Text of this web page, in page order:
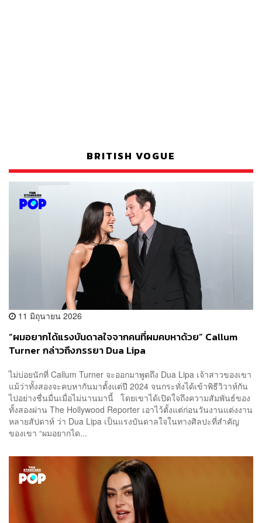
BRITISH VOGUE
11 มิถุนายน 2026
“ผมอยากได้แรงบันดาลใจจากคนที่ผมคบหาด้วย” Callum
Turner กล่าวถึงภรรยา Dua Lipa
ไม่บ่อยนักที่ Callum Turner จะออกมาพูดถึง Dua Lipa เจ้าสาวของเขา
แม้ว่าทั้งสองจะคบหากันมาตั้งแต่ปี 2024 จนกระทั่งได้เข้าพิธีวิวาห์กัน
ไปอย่างชื่นมื่นเมื่อไม่นานมานี้ โดยเขาได้เปิดใจถึงความสัมพันธ์ของ
ทั้งสองผ่าน The Hollywood Reporter เอาไว้ตั้งแต่ก่อนวันงานแต่งงาน
หลายสัปดาห์ ว่า Dua Lipa เป็นแรงบันดาลใจในทางศิลปะที่สำคัญ
ของเขา “ผมอยากได...